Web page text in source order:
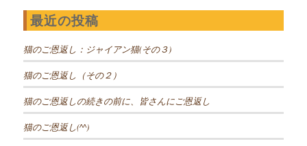
最近の投稿
猫のご恩返し：ジャイアン猫(その３)
猫のご恩返し（その２）
猫のご恩返しの続きの前に、皆さんにご恩返し
猫のご恩返し(^^)